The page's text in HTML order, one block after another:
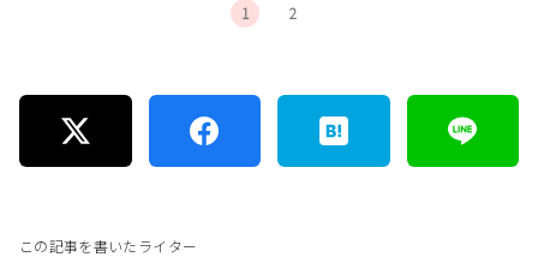
1 2
この記事を書いたライター